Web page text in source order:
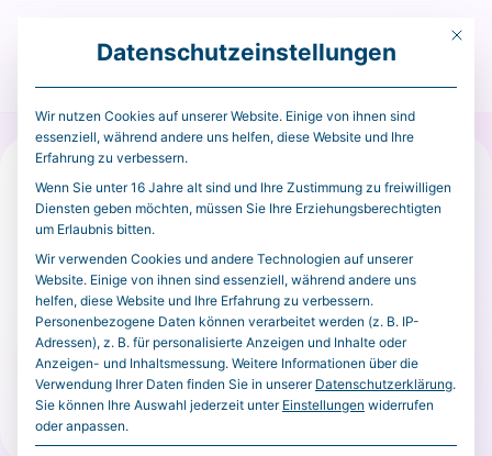
Bitcoin slips under $76k after
Fed holds rates steady; U.S.-
Iran tensions persist
Original öffnen
Tipp: Wenn du externe Inhalte indexieren willst, deaktiviere in
den Plugin-Einstellungen noindex/canonical.
Mit
Datenschutzeinstellungen
Wir nutzen Cookies auf unserer Website. Einige von ihnen sind
essenziell, während andere uns helfen, diese Website und Ihre
Erfahrung zu verbessern.
Wenn Sie unter 16 Jahre alt sind und Ihre Zustimmung zu freiwilligen
Diensten geben möchten, müssen Sie Ihre Erziehungsberechtigten
um Erlaubnis bitten.
Wir verwenden Cookies und andere Technologien auf unserer
Website. Einige von ihnen sind essenziell, während andere uns
helfen, diese Website und Ihre Erfahrung zu verbessern.
Personenbezogene Daten können verarbeitet werden (z. B. IP-
Adressen), z. B. für personalisierte Anzeigen und Inhalte oder
Anzeigen- und Inhaltsmessung. Weitere Informationen über die
Verwendung Ihrer Daten finden Sie in unserer Datenschutzerklärung.
Sie können Ihre Auswahl jederzeit unter Einstellungen widerrufen
oder anpassen.